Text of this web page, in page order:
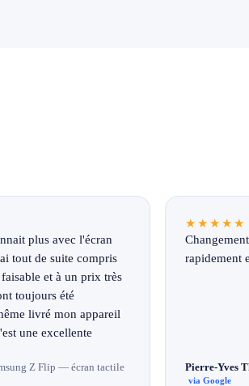
plus avec l'écran
tout de suite compris
et à un prix très
toujours été
livré mon appareil
une excellente
Z Flip — écran tactile
★★★★★
rapidement
Pierre-Yves
via Google